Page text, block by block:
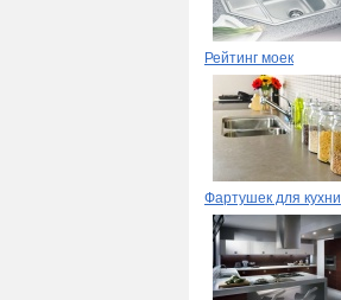
Рейтинг моек
Фартушек для кухни